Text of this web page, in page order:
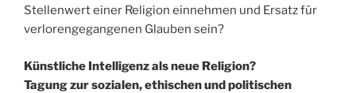
Stellenwert einer Religion einnehmen und Ersatz für
verlorengegangenen Glauben sein?
Künstliche Intelligenz als neue Religion?
Tagung zur sozialen, ethischen und politischen